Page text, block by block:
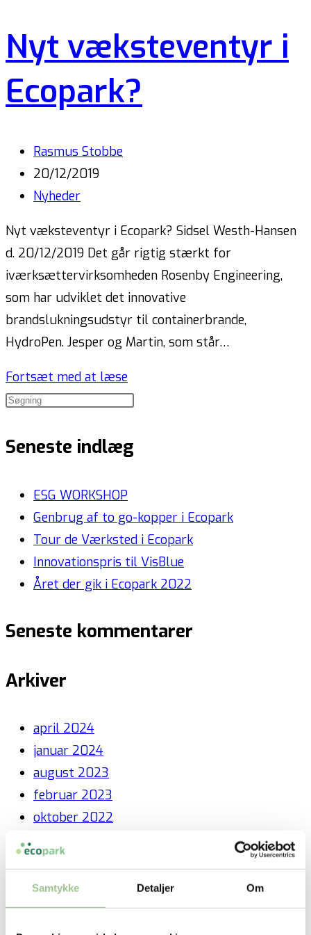
Samtykke Detaljer Om
Nyt væksteventyr i
Ecopark?
Rasmus Stobbe
20/12/2019
Nyheder
Nyt væksteventyr i Ecopark? Sidsel Westh-Hansen
d. 20/12/2019 Det går rigtig stærkt for
iværksættervirksomheden Rosenby Engineering,
som har udviklet det innovative
brandslukningsudstyr til containerbrande,
HydroPen. Jesper og Martin, som står…
Fortsæt med at læse
Seneste indlæg
ESG WORKSHOP
Genbrug af to go-kopper i Ecopark
Tour de Værksted i Ecopark
Innovationspris til VisBlue
Året der gik i Ecopark 2022
Seneste kommentarer
Arkiver
april 2024
januar 2024
august 2023
februar 2023
oktober 2022
august 2022
maj 2022
april 2022